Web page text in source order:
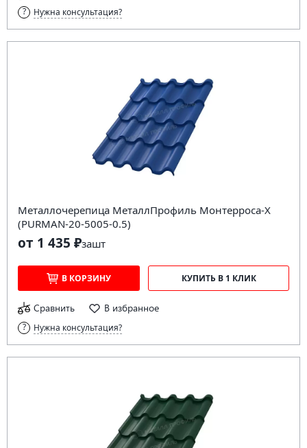
Нужна консультация?
Металлочерепица МеталлПрофиль Монтерроса-X
(PURMAN-20-5005-0.5)
от 1 435 ₽зашт
В КОРЗИНУ КУПИТЬ В 1 КЛИК
Сравнить В избранное
Нужна консультация?